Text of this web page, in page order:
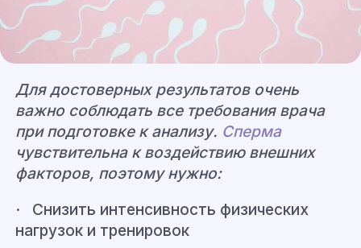
Для достоверных результатов очень
важно соблюдать все требования врача
при подготовке к анализу. Сперма
чувствительна к воздействию внешних
факторов, поэтому нужно:
· Снизить интенсивность физических
нагрузок и тренировок